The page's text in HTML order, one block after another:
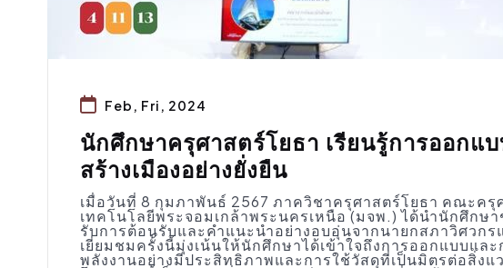
Feb, Fri, 2024
นักศึกษาครุศาสตร์โยธา เรียนรู้การออกแ
สร้างเมืองอย่างยั่งยืน
เมื่อวันที่ 8 กุมภาพันธ์ 2567 ภาควิชาครุศาสตร์โยธา คณะค
เทคโนโลยีพระจอมเกล้าพระนครเหนือ (มจพ.) ได้นำนักศึกษ
รับการต้อนรับและคำแนะนำอย่างอบอุ่นจากนายกสภาวิศวก
เยี่ยมชมครั้งนี้มุ่งเน้นให้นักศึกษาได้เข้าใจถึงการออกแบบแล
พลังงานอย่างมีประสิทธิภาพและการใช้วัสดุที่เป็นมิตรต่อสิ่งแ